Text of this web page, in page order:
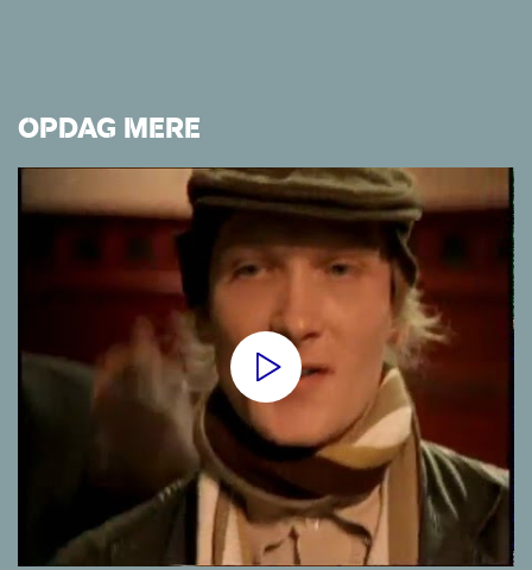
OPDAG MERE